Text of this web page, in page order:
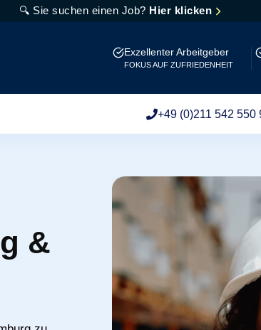
🔍 Sie suchen einen Job? Hier klicken
Exzellenter Arbeitgeber
FOKUS AUF ZUFRIEDENHEIT
+49 (0)211 542 550
&